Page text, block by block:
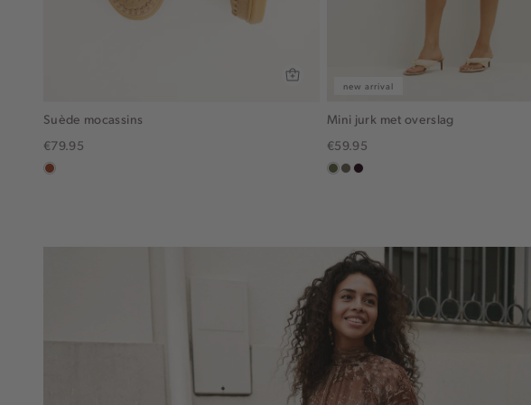
Suède mocassins
€79.95
bruin
new arrival
Mini jurk met overslag
€59.95
groen,
middenbruin
bordeaux,